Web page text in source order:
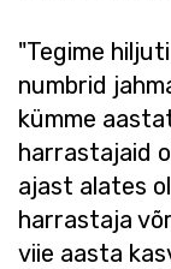
"Tegime
numbrid
kümme
harrastajaid
ajast alates
harrastaja
viie aasta